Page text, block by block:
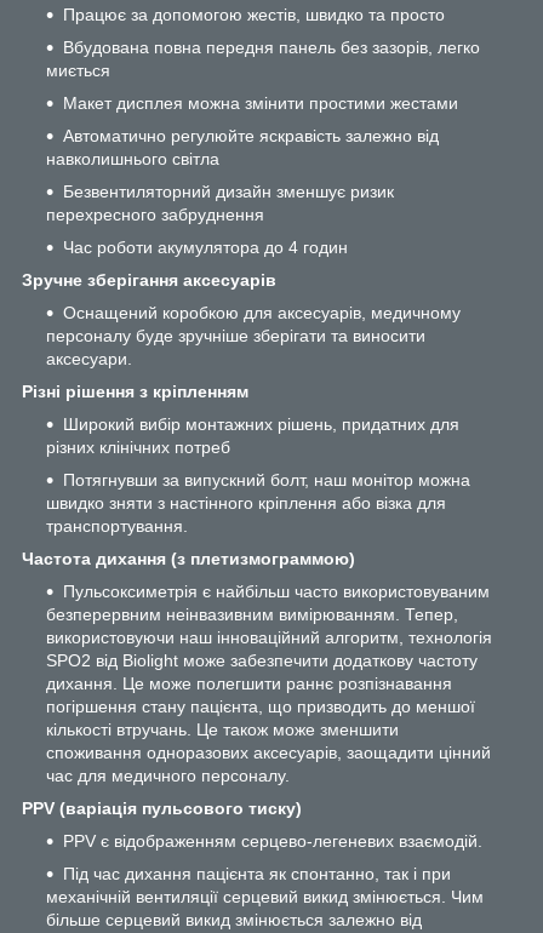
Працює за допомогою жестів, швидко та просто
Вбудована повна передня панель без зазорів, легко
миється
Макет дисплея можна змінити простими жестами
Автоматично регулюйте яскравість залежно від
навколишнього світла
Безвентиляторний дизайн зменшує ризик
перехресного забруднення
Час роботи акумулятора до 4 годин
Зручне зберігання аксесуарів
Оснащений коробкою для аксесуарів, медичному
персоналу буде зручніше зберігати та виносити
аксесуари.
Різні рішення з кріпленням
Широкий вибір монтажних рішень, придатних для
різних клінічних потреб
Потягнувши за випускний болт, наш монітор можна
швидко зняти з настінного кріплення або візка для
транспортування.
Частота дихання (з плетизмограммою)
Пульсоксиметрія є найбільш часто використовуваним
безперервним неінвазивним вимірюванням. Тепер,
використовуючи наш інноваційний алгоритм, технологія
SPO2 від Biolight може забезпечити додаткову частоту
дихання. Це може полегшити раннє розпізнавання
погіршення стану пацієнта, що призводить до меншої
кількості втручань. Це також може зменшити
споживання одноразових аксесуарів, заощадити цінний
час для медичного персоналу.
PPV (варіація пульсового тиску)
PPV є відображенням серцево-легеневих взаємодій.
Під час дихання пацієнта як спонтанно, так і при
механічній вентиляції серцевий викид змінюється. Чим
більше серцевий викид змінюється залежно від